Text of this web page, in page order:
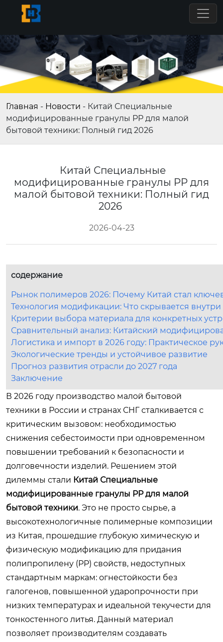
Главная - Новости - Китай Специальные
модифицированные гранулы PP для малой
бытовой техники: Полный гид 2026
Китай Специальные
модифицированные гранулы PP для
малой бытовой техники: Полный гид
2026
2026-04-23
содержание
Рынок полимеров 2026: Почему Китай стал
Технология модификации: Что скрывается
Критерии выбора материала для конкретных
Сравнительный анализ: Китайский
Логистика и импорт в 2026 году: Практическое
Экологические тренды и устойчивое развитие
Прогноз развития отрасли до 2027 года
Заключение
В 2026 году производство малой бытовой
техники в России и странах СНГ сталкивается с
критическим вызовом: необходимостью
снижения себестоимости при одновременном
повышении требований к безопасности и
долговечности изделий. Решением этой
дилеммы стали Китай Специальные
модифицированные гранулы PP для малой
бытовой техники. Это не просто сырье, а
высокотехнологичные полимерные композиции
из Китая, прошедшие глубокую химическую и
физическую модификацию для придания
полипропилену (PP) свойств, недоступных
стандартным маркам: огнестойкости без
галогенов, повышенной ударопрочности при
низких температурах и идеальной текучести для
тонкостенного литья. Данный материал
позволяет производителям создавать